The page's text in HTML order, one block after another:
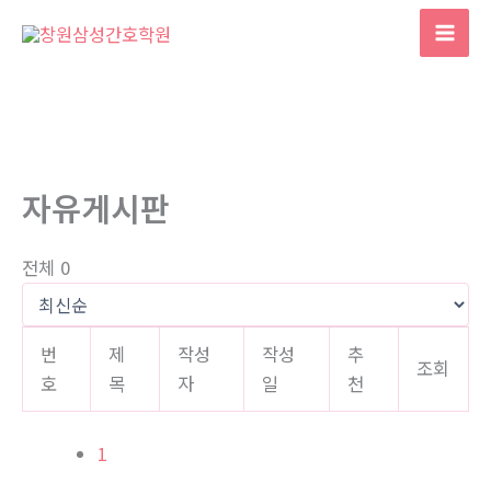
Main
자유게시판
전체 0
번
호
제
목
작성
자
작성
일
추
천
조회
1